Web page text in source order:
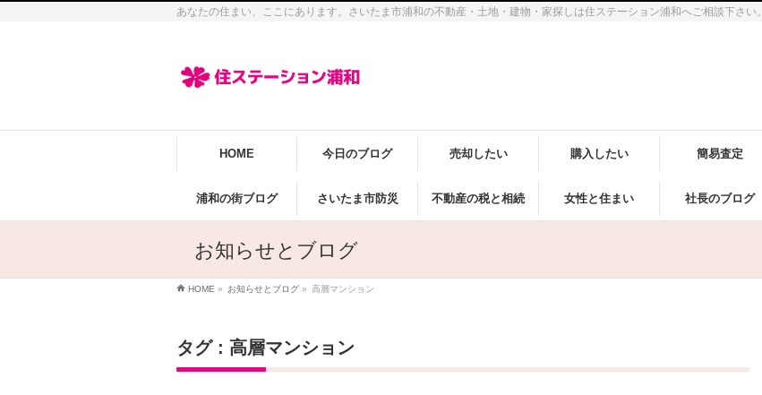
あなたの住まい、ここにあります。さいたま市浦和の不動産・土地・建物・家探しは住ステーション浦和へご相談下さい。
HOME 今日のブログ 売却したい 購入したい 簡易査定
浦和の街ブログ さいたま市防災 不動産の税と相続 女性と住まい 社長のブログ
お知らせとブログ
HOME » お知らせとブログ » 高層マンション
タグ : 高層マンション